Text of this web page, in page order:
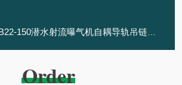
150潜水射流曝气机自耦导轨吊链安装
Order